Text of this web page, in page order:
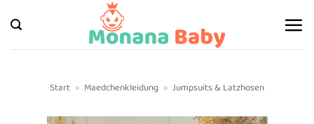
Inhalt
springen
Start » Maedchenkleidung » Jumpsuits & Latzhosen